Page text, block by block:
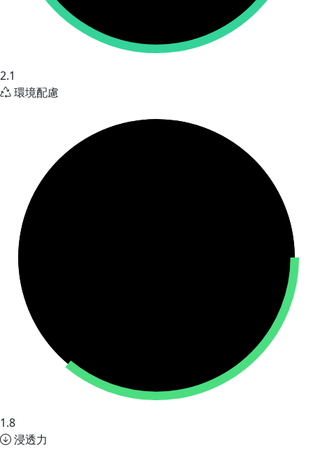
2.1
環境配慮
1.8
浸透力